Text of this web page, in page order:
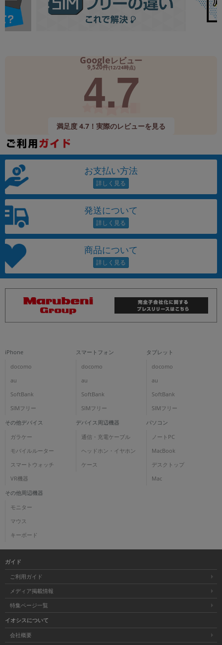
Googleレビュー
9,520件(12/24時点)
4.7
満足度 4.7！実際のレビューを見る
お支払い方法
発送について
商品について
iPhone
docomo
au
SoftBank
SIMフリー
スマートフォン
docomo
au
SoftBank
SIMフリー
タブレット
docomo
au
SoftBank
SIMフリー
その他デバイス
ガラケー
モバイルルーター
スマートウォッチ
VR機器
デバイス周辺機器
通信・充電ケーブル
ヘッドホン・イヤホン
ケース
パソコン
ノートPC
MacBook
デスクトップ
Mac
その他周辺機器
モニター
マウス
キーボード
ガイド
ご利用ガイド
メディア掲載情報
特集ページ一覧
イオシスについて
会社概要